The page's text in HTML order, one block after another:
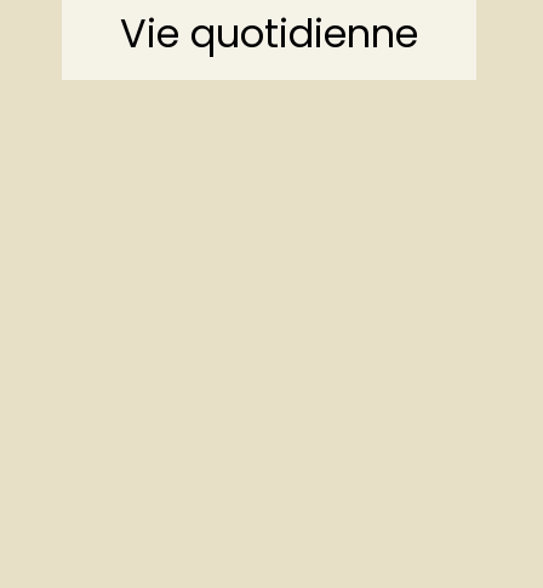
Vie quotidienne